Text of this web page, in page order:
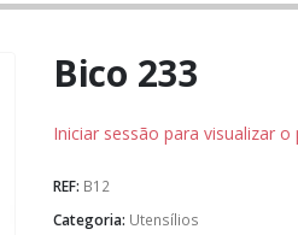
Bico 233
Iniciar sessão para visualizar o
REF: B12
Categoria: Utensílios